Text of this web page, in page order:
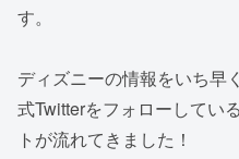
す。
ディズニーの情報をいち早
式Twitterをフォローしてい
トが流れてきました！